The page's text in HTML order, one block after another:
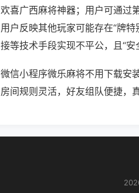
欢喜广西麻将神器；用户可通过
用户反映其他玩家可能存在“牌
接等技术手段实现不平公，且“安
微信小程序微乐麻将不用下载安
房间规则灵活，好友组队便捷，